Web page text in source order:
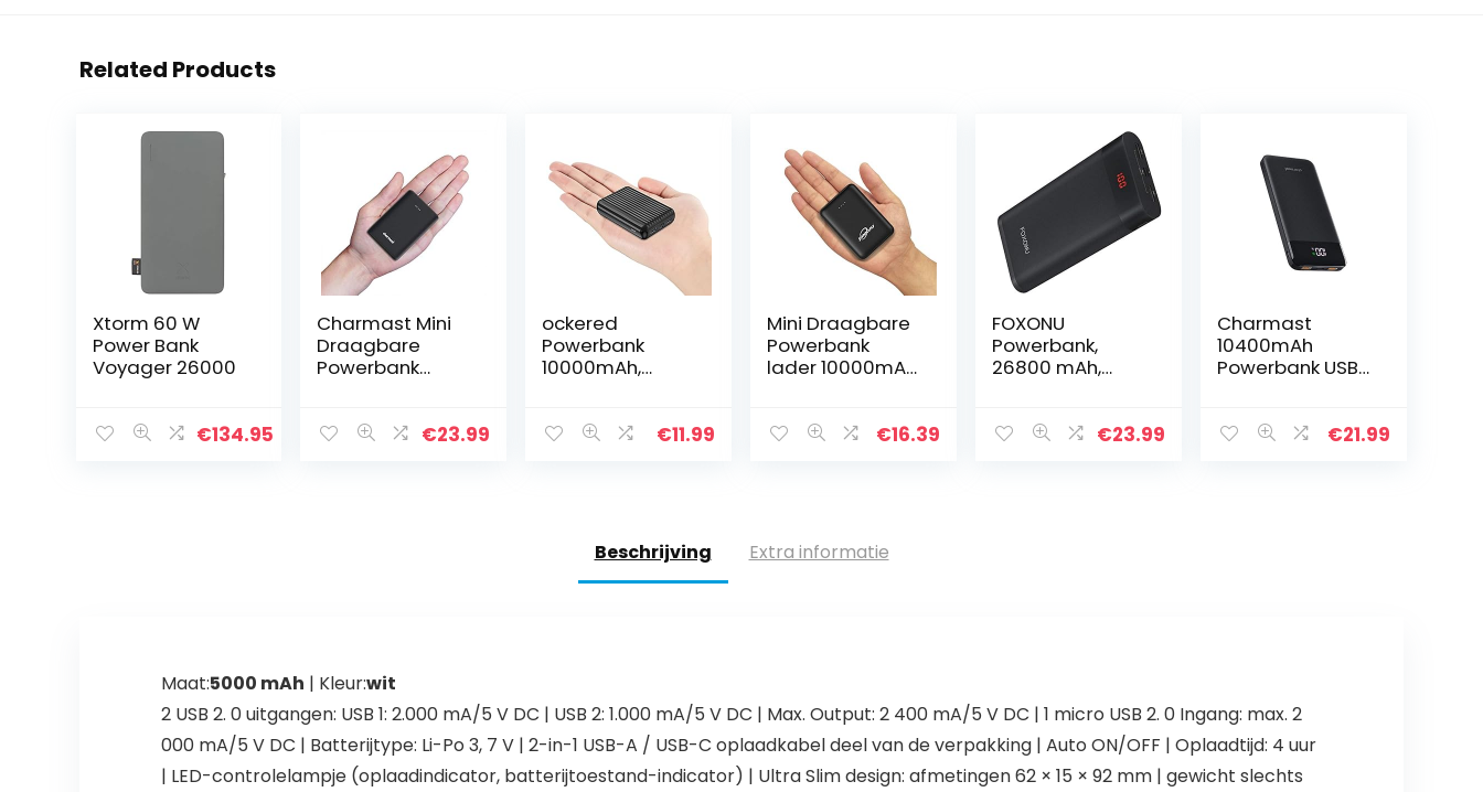
Related Products
Xtorm 60 W
Power Bank
Voyager 26000
€134.95
Charmast Mini
Draagbare
Powerbank
Pack 18W Quick
€23.99
ockered
Powerbank
10000mAh,
(2,4A + 1A) en 2
€11.99
Mini Draagbare
Powerbank
lader 10000mAh
USB 2.4A Snel
€16.39
FOXONU
Powerbank,
26800 mAh,
led-display,€23.99
Charmast
10400mAh
Powerbank USB
Display 5V 3A
€21.99
Beschrijving Extra informatie
Maat:5000 mAh | Kleur:wit
2 USB 2. 0 uitgangen: USB 1: 2.000 mA/5 V DC | USB 2: 1.000 mA/5 V DC | Max. Output: 2 400 mA/5 V DC | 1 micro USB 2. 0 Ingang: max. 2
000 mA/5 V DC | Batterijtype: Li-Po 3, 7 V | 2-in-1 USB-A / USB-C oplaadkabel deel van de verpakking | Auto ON/OFF | Oplaadtijd: 4 uur
| LED-controlelampje (oplaadindicator, batterijtoestand-indicator) | Ultra Slim design: afmetingen 62 × 15 × 92 mm | gewicht slechts